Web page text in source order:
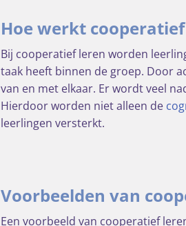
Hoe werkt
Bij cooperatief leren worden
taak heeft binnen de groep. Door
van en met elkaar. Er wordt veel
Hierdoor worden niet alleen de
leerlingen versterkt.
Voorbeelden van
Een voorbeeld van cooperatief